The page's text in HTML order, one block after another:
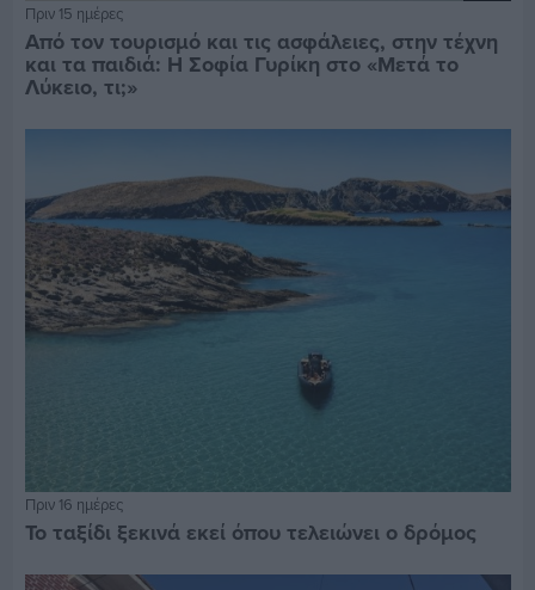
Πριν 15 ημέρες
Από τον τουρισμό και τις ασφάλειες, στην τέχνη
και τα παιδιά: Η Σοφία Γυρίκη στο «Μετά το
Λύκειο, τι;»
Πριν 16 ημέρες
Το ταξίδι ξεκινά εκεί όπου τελειώνει ο δρόμος